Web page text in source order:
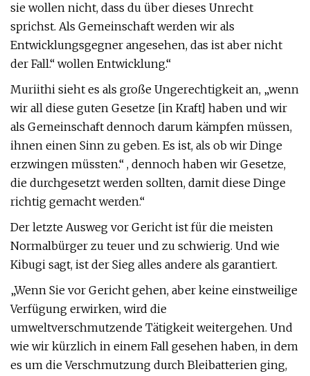
sie wollen nicht, dass du über dieses Unrecht
sprichst. Als Gemeinschaft werden wir als
Entwicklungsgegner angesehen, das ist aber nicht
der Fall.“ wollen Entwicklung.“
Muriithi sieht es als große Ungerechtigkeit an, „wenn
wir all diese guten Gesetze [in Kraft] haben und wir
als Gemeinschaft dennoch darum kämpfen müssen,
ihnen einen Sinn zu geben. Es ist, als ob wir Dinge
erzwingen müssten.“ , dennoch haben wir Gesetze,
die durchgesetzt werden sollten, damit diese Dinge
richtig gemacht werden.“
Der letzte Ausweg vor Gericht ist für die meisten
Normalbürger zu teuer und zu schwierig. Und wie
Kibugi sagt, ist der Sieg alles andere als garantiert.
„Wenn Sie vor Gericht gehen, aber keine einstweilige
Verfügung erwirken, wird die
umweltverschmutzende Tätigkeit weitergehen. Und
wie wir kürzlich in einem Fall gesehen haben, in dem
es um die Verschmutzung durch Bleibatterien ging,